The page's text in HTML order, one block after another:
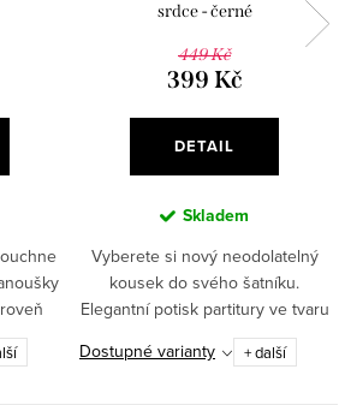
na
srdce - černé
449 Kč
399 Kč
DETAIL
Skladem
Vyberete si nový neodolatelný
kousek do svého šatníku.
Elegantní potisk partitury ve tvaru
srdce a příjemný materiál si
oblíbí každá stylová
Dostupné varianty + další